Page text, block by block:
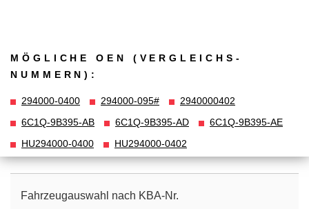
MÖGLICHE OEN (VERGLEICHS­
NUMMERN):
294000-0400 294000-095#
2940000402
6C1Q-9B395-AB
6C1Q-9B395-AD
6C1Q-9B395-AE
HU294000-0400
HU294000-0402
Fahrzeugauswahl nach KBA-Nr.